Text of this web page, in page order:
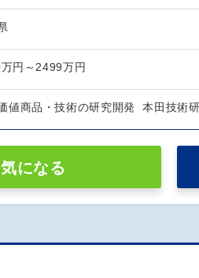
円～2499万円
値商品・技術の研究開発 本田技術
気になる